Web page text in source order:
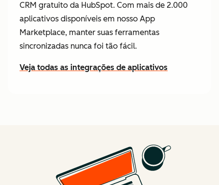
CRM gratuito da HubSpot. Com mais de 2.000
aplicativos disponíveis em nosso App
Marketplace, manter suas ferramentas
sincronizadas nunca foi tão fácil.
Veja todas as integrações de aplicativos